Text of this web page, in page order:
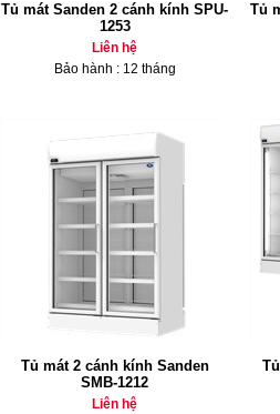
Tủ mát Sanden 2 cánh kính SPU-
1253
Liên hệ
Bảo hành : 12 tháng
Tủ
Tủ mát 2 cánh kính Sanden
SMB-1212
Liên hệ